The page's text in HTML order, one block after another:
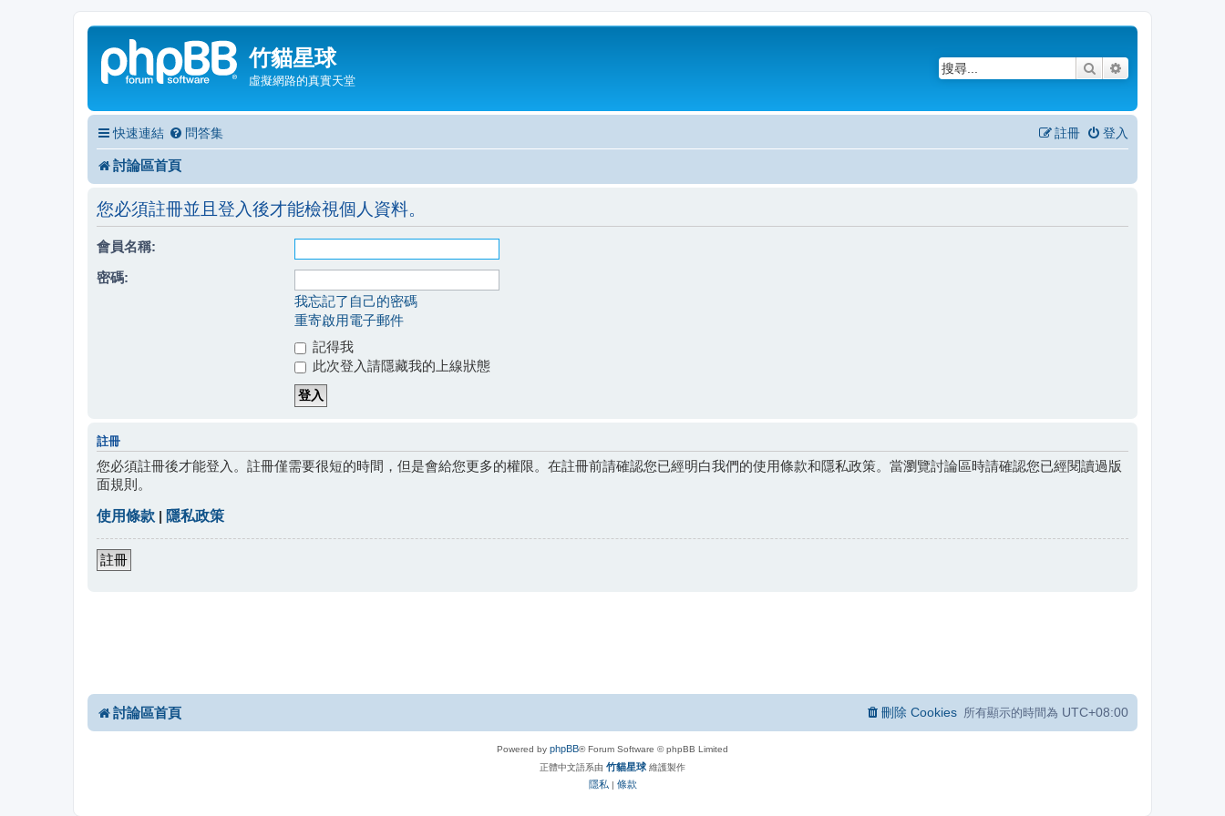
竹貓星球
虛擬網路的真實天堂
搜尋
快速連結 問答集 登入
註冊
討論區首頁
您必須註冊並且登入後才能檢視個人資料。
會員名稱:
密碼:
我忘記了自己的密碼
重寄啟用電子郵件
記得我
此次登入請隱藏我的上線狀態
註冊
您必須註冊後才能登入。註冊僅需要很短的時間，但是會給您更多的權限。在註冊前請確認您已經明白我們的使用條款和隱私政策。當瀏覽討論區時請確認您已經閱讀過版
面規則。
使用條款 | 隱私政策
註冊
討論區首頁 所有顯示的時間為 UTC+08:00
刪除 Cookies
Powered by phpBB® Forum Software © phpBB Limited
正體中文語系由 竹貓星球 維護製作
隱私 | 條款